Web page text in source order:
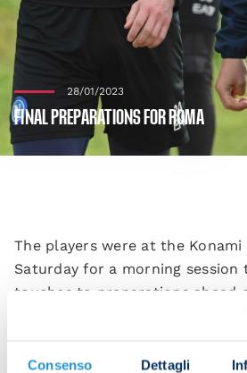
Consenso Dettagli
28/01/2023
FINAL PREPARATIONS FOR ROMA
The players were at the
Saturday for a morning
touches to preparations ahead
20 clash with Roma on Sunday